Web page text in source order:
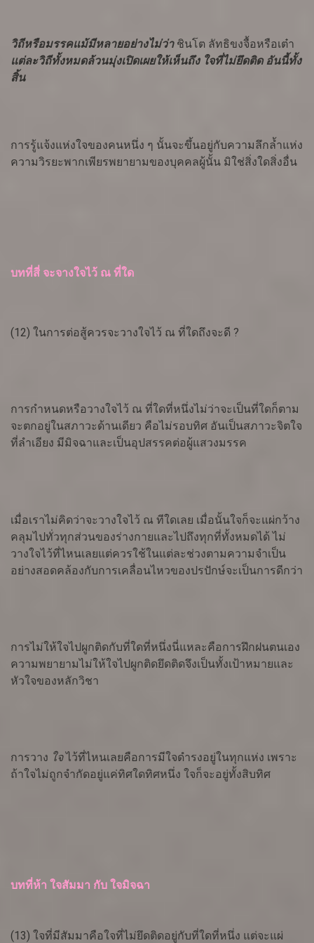
วิถีหรือมรรคแม้มีหลายอย่างไม่ว่าชินโต ลัทธิขงจื้อหรือเต๋า
แต่ละวิถีทั้งหมดล้วนมุ่งเปิดเผยให้เห็นถึง ใจที่ไม่ยึดติด อันนี้ทั้ง
สิ้น
การรู้แจ้งแห่งใจของคนหนึ่ง ๆ นั้นจะขึ้นอยู่กับความลึกล้ำแห่ง
ความวิรยะพากเพียรพยายามของบุคคลผู้นั้น มิใช่สิ่งใดสิ่งอื่น
บทที่สี่ จะจางใจไว้ ณ ที่ใด
(12) ในการต่อสู้ควรจะวางใจไว้ ณ ที่ใดถึงจะดี ?
การกำหนดหรือวางใจไว้ ณ ที่ใดที่หนึ่งไม่ว่าจะเป็นที่ใดก็ตาม
จะตกอยู่ในสภาวะด้านเดียว คือไม่รอบทิศ อันเป็นสภาวะจิตใจ
ที่ลำเอียง มีมิจฉาและเป็นอุปสรรคต่อผู้แสวงมรรค
เมื่อเราไม่คิดว่าจะวางใจไว้ ณ ทีใดเลย เมื่อนั้นใจก็จะแผ่กว้าง
คลุมไปทั่วทุกส่วนของร่างกายและไปถึงทุกที่ทั้งหมดได้ ไม่
วางใจไว้ที่ไหนเลยแต่ควรใช้ในแต่ละช่วงตามความจำเป็น
อย่างสอดคล้องกับการเคลื่อนไหวของปรปักษ์จะเป็นการดีกว่า
การไม่ให้ใจไปผูกติดกับที่ใดที่หนึ่งนี่แหละคือการฝึกฝนตนเอง
ความพยายามไม่ให้ใจไปผูกติดยึดติดจึงเป็นทั้งเป้าหมายและ
หัวใจของหลักวิชา
การวาง ใจไว้ที่ไหนเลยคือการมีใจดำรงอยู่ในทุกแห่ง เพราะ
ถ้าใจไม่ถูกจำกัดอยู่แค่ทิศใดทิศหนึ่ง ใจก็จะอยู่ทั้งสิบทิศ
บทที่ห้า ใจสัมมา กับ ใจมิจฉา
(13) ใจที่มีสัมมาคือใจที่ไม่ยึดติดอยู่กับที่ใดที่หนึ่ง แต่จะแผ่